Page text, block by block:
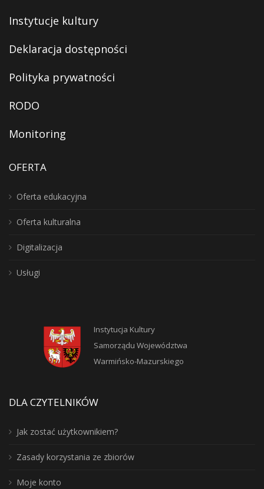
Instytucje kultury
Deklaracja dostępności
Polityka prywatności
RODO
Monitoring
OFERTA
Oferta edukacyjna
Oferta kulturalna
Digitalizacja
Usługi
Instytucja Kultury
Samorządu Województwa
Warmińsko-Mazurskiego
DLA CZYTELNIKÓW
Jak zostać użytkownikiem?
Zasady korzystania ze zbiorów
Moje konto